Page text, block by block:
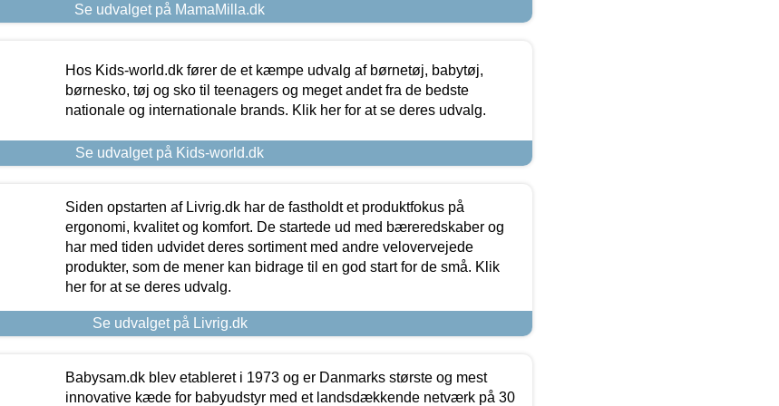
Se udvalget på MamaMilla.dk
Hos Kids-world.dk fører de et kæmpe udvalg af børnetøj, babytøj,
børnesko, tøj og sko til teenagers og meget andet fra de bedste
nationale og internationale brands. Klik her for at se deres udvalg.
Se udvalget på Kids-world.dk
Siden opstarten af Livrig.dk har de fastholdt et produktfokus på
ergonomi, kvalitet og komfort. De startede ud med bæreredskaber og
har med tiden udvidet deres sortiment med andre velovervejede
produkter, som de mener kan bidrage til en god start for de små. Klik
her for at se deres udvalg.
Se udvalget på Livrig.dk
Babysam.dk blev etableret i 1973 og er Danmarks største og mest
innovative kæde for babyudstyr med et landsdækkende netværk på 30